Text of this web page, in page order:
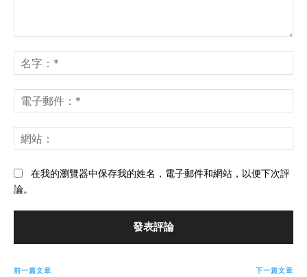
評
論：
字
*
子
郵
*站
在我的瀏覽器中保存我的姓名，電子郵件和網站，以便下次評
論。
前一篇文章 下一篇文章